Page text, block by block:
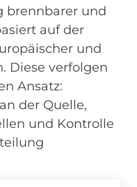
brennbarer und
auf der
und
Diese verfolgen
Ansatz:
der Quelle,
und Kontrolle